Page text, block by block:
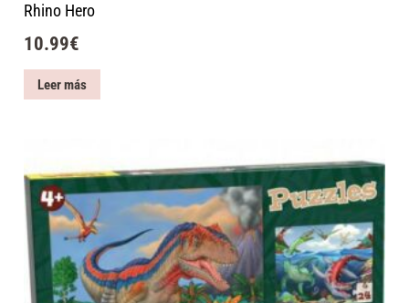
Rhino Hero
10.99€
Leer más